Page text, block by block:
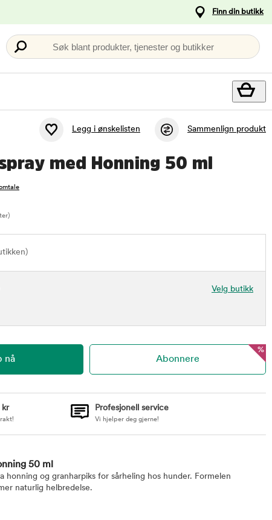
Finn din butikk
Søk blant produkter, tjenester og butikker
Legg i ønskelisten Sammenlign produkt
med Honning 50 ml
Velg butikk
%
kr Profesjonell service
Vi hjelper deg gjerne!
50 ml
honning og granharpiks for sårheling hos hunder. Formelen
naturlig helbredelse.